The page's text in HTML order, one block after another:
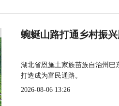
蜿蜒山路打通乡村振
湖北省恩施土家族苗族自治州巴
打造成为富民通路。
2026-08-06 13:26